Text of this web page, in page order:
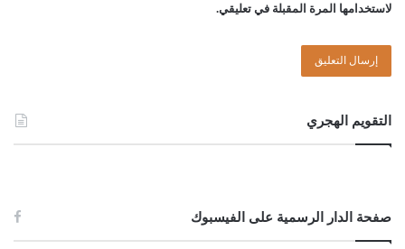
لاستخدامها المرة المقبلة في تعليقي.
التقويم الهجري
صفحة الدار الرسمية على الفيسبوك